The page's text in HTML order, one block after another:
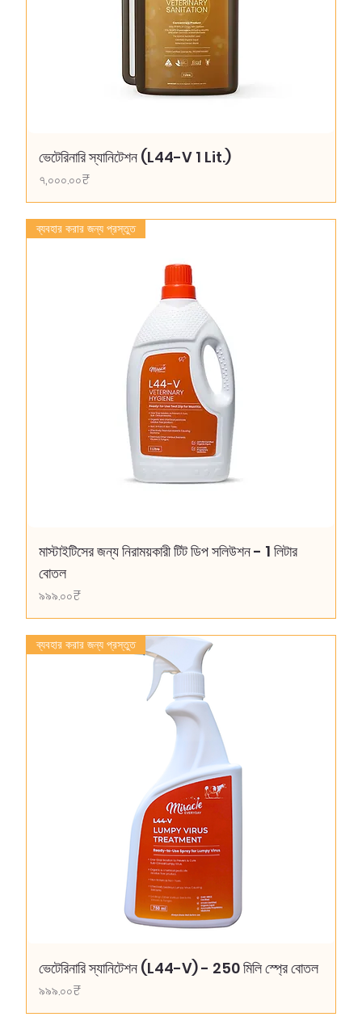
ভেটেরিনারি স্যানিটেশন (L44-V 1 Lit.)
Price
৭,০০০.০০₹
ব্যবহার করার জন্য প্রস্তুত
মাস্টাইটিসের জন্য নিরাময়কারী টিট ডিপ সলিউশন - 1 লিটার
বোতল
Price
৯৯৯.০০₹
ব্যবহার করার জন্য প্রস্তুত
ভেটেরিনারি স্যানিটেশন (L44-V) - 250 মিলি স্প্রে বোতল
Price
৯৯৯.০০₹